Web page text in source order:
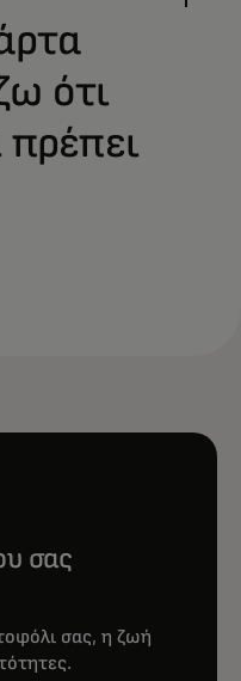
ότι
πρέπει
σας
σας, η ζωή